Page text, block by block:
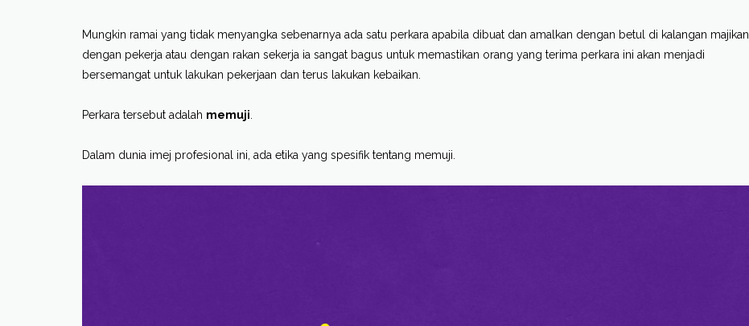
Mungkin ramai yang tidak menyangka sebenarnya ada satu perkara apabila dibuat dan amalkan dengan betul di kalangan majikan
dengan pekerja atau dengan rakan sekerja ia sangat bagus untuk memastikan orang yang terima perkara ini akan menjadi
bersemangat untuk lakukan pekerjaan dan terus lakukan kebaikan.
Perkara tersebut adalah memuji
Dalam dunia imej profesional ini, ada etika yang spesifik tentang memuji.